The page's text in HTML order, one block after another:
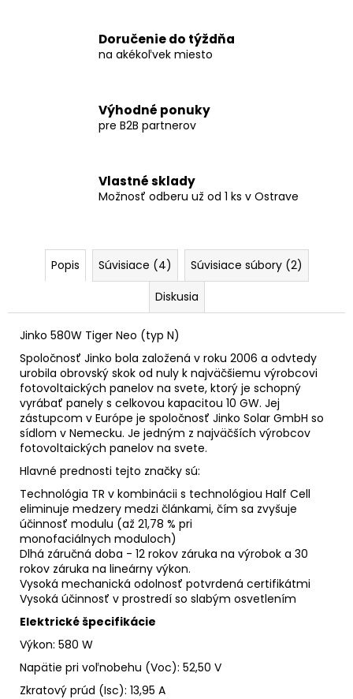
Doručenie do týždňa
na akékoľvek miesto
Výhodné ponuky
pre B2B partnerov
Vlastné sklady
Možnosť odberu už od 1 ks v Ostrave
Popis Súvisiace (4)
Súvisiace súbory (2)
Diskusia
Jinko 580W Tiger Neo (typ N)
Spoločnosť Jinko bola založená v roku 2006 a odvtedy
urobila obrovský skok od nuly k najväčšiemu výrobcovi
fotovoltaických panelov na svete, ktorý je schopný
vyrábať panely s celkovou kapacitou 10 GW. Jej
zástupcom v Európe je spoločnosť Jinko Solar GmbH so
sídlom v Nemecku. Je jedným z najväčších výrobcov
fotovoltaických panelov na svete.
Hlavné prednosti tejto značky sú:
Technológia TR v kombinácii s technológiou Half Cell
eliminuje medzery medzi článkami, čím sa zvyšuje
účinnosť modulu (až 21,78 % pri
monofaciálnych moduloch)
Dlhá záručná doba - 12 rokov záruka na výrobok a 30
rokov záruka na lineárny výkon.
Vysoká mechanická odolnosť potvrdená certifikátmi
Vysoká účinnosť v prostredí so slabým osvetlením
Elektrické špecifikácie
Výkon: 580 W
Napätie pri voľnobehu (Voc): 52,50 V
Zkratový prúd (Isc): 13,95 A